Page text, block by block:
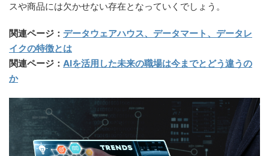
スや商品には欠かせない存在となっていくでしょう。
関連ページ： データウェアハウス、データマート、データレ
イクの特徴とは
関連ページ： AIを活用した未来の職場は今までとどう違うの
か